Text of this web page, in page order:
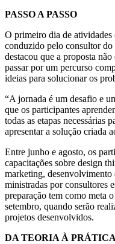
PASSO A PASSO
O primeiro dia de
conduzido pelo consultor
destacou que a proposta
passar por um percurso
ideias para solucionar os
“A jornada é um desafio e
que os participantes
todas as etapas necessárias
apresentar a solução criada
Entre junho e agosto, os
capacitações sobre design
marketing,
ministradas por consultores
preparação tem como meta
setembro, quando serão
projetos desenvolvidos.
DA TEORIA À PRÁTICA